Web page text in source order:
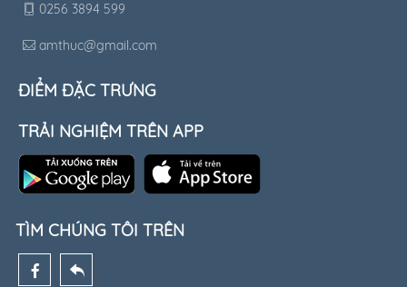
0256 3894 599
amthuc@gmail.com
ĐIỂM ĐẶC TRƯNG
TRẢI NGHIỆM TRÊN APP
TÌM CHÚNG TÔI TRÊN